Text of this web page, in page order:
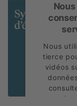
Nous
tierce
vidéos